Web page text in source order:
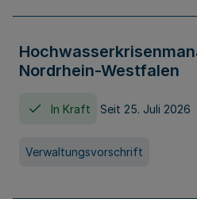
Nordrhein-Westfalen
In Kraft Seit 25. Juli 2026
Verwaltungsvorschrift